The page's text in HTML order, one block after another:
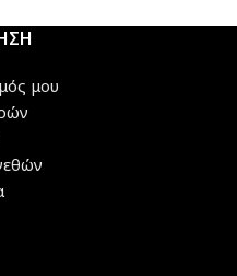
μου